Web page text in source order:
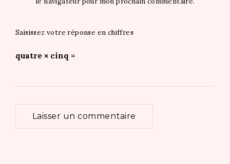
Saisissez votre réponse en chiffres
quatre × cinq =